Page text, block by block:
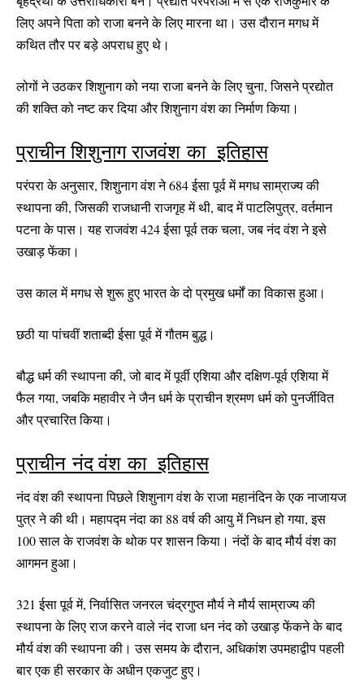
लिए अपने पिता को राजा बनने के लिए मारना था। उस दौरान मगध में
कथित तौर पर बड़े अपराध हुए थे।
लोगों ने उठकर शिशुनाग को नया राजा बनने के लिए चुना, जिसने प्रद्योत
की शक्ति को नष्ट कर दिया और शिशुनाग वंश का निर्माण किया।
प्राचीन शिशुनाग राजवंश का इतिहास
परंपरा के अनुसार, शिशुनाग वंश ने 684 ईसा पूर्व में मगध साम्राज्य की
स्थापना की, जिसकी राजधानी राजगृह में थी, बाद में पाटलिपुत्र, वर्तमान
पटना के पास। यह राजवंश 424 ईसा पूर्व तक चला, जब नंद वंश ने इसे
उखाड़ फेंका।
उस काल में मगध से शुरू हुए भारत के दो प्रमुख धर्मों का विकास हुआ।
छठी या पांचवीं शताब्दी ईसा पूर्व में गौतम बुद्ध।
बौद्ध धर्म की स्थापना की, जो बाद में पूर्वी एशिया और दक्षिण-पूर्व एशिया में
फैल गया, जबकि महावीर ने जैन धर्म के प्राचीन श्रमण धर्म को पुनर्जीवित
और प्रचारित किया।
प्राचीन नंद वंश का इतिहास
नंद वंश की स्थापना पिछले शिशुनाग वंश के राजा महानंदिन के एक नाजायज
पुत्र ने की थी। महापद्म नंदा का 88 वर्ष की आयु में निधन हो गया, इस
100 साल के राजवंश के थोक पर शासन किया। नंदों के बाद मौर्य वंश का
आगमन हुआ।
321 ईसा पूर्व में, निर्वासित जनरल चंद्रगुप्त मौर्य ने मौर्य साम्राज्य की
स्थापना के लिए राज करने वाले नंद राजा धन नंद को उखाड़ फेंकने के बाद
मौर्य वंश की स्थापना की। उस समय के दौरान, अधिकांश उपमहाद्वीप पहली
बार एक ही सरकार के अधीन एकजुट हुए।